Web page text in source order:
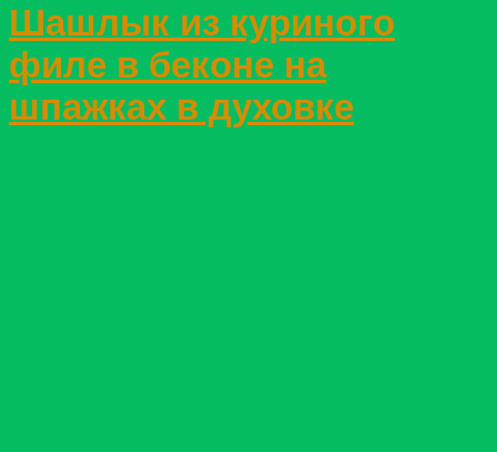
Шашлык из куриного
филе в беконе на
шпажках в духовке